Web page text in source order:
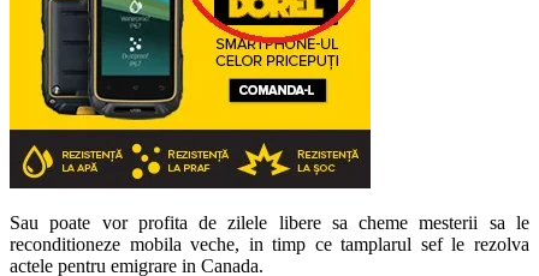
Sau poate vor profita de zilele libere sa cheme mesterii sa le
reconditioneze mobila veche, in timp ce tamplarul sef le rezolva
actele pentru emigrare in Canada.